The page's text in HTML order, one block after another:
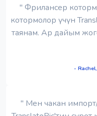
" Фрилансер
котормолор үчүн
таянам. Ар дайым
-
" Мен чакан